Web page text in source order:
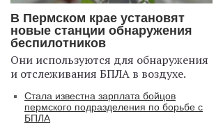
В Пермском крае установят
новые станции обнаружения
беспилотников
Они используются для обнаружения
и отслеживания БПЛА в воздухе.
Стала известна зарплата бойцов
пермского подразделения по борьбе с
БПЛА